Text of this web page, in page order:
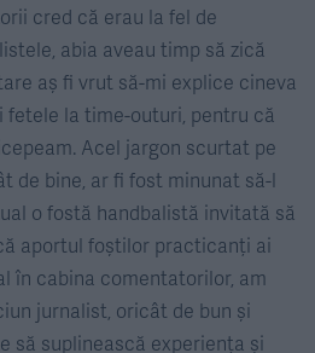
cred că erau la fel de
abia aveau timp să zică
aș fi vrut să-mi explice cineva
fetele la time-outuri, pentru că
Acel jargon scurtat pe
de bine, ar fi fost minunat să-l
o fostă handbalistă invitată să
aportul foștilor practicanți ai
în cabina comentatorilor, am
jurnalist, oricât de bun și
să suplinească experiența și